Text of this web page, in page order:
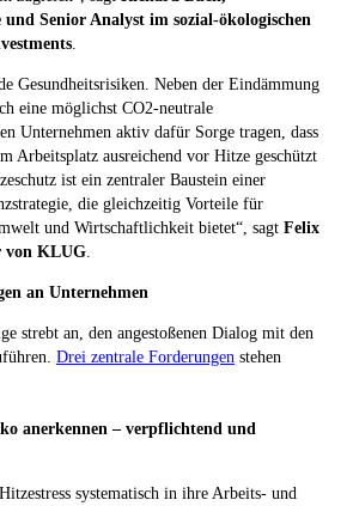
und Senior Analyst im sozial-ökologischen
Gesundheitsrisiken. Neben der Eindämmung
eine möglichst CO2-neutrale
Unternehmen aktiv dafür Sorge tragen, dass
Arbeitsplatz ausreichend vor Hitze geschützt
ist ein zentraler Baustein einer
die gleichzeitig Vorteile für
und Wirtschaftlichkeit bietet“, sagt Felix
von KLUG
an Unternehmen
strebt an, den angestoßenen Dialog mit den
Drei zentrale Forderungen stehen
anerkennen – verpflichtend und
systematisch in ihre Arbeits- und